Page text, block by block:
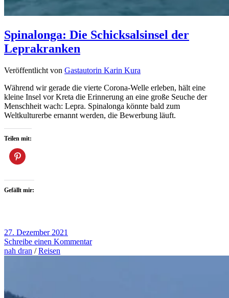
Spinalonga: Die Schicksalsinsel der
Leprakranken
Veröffentlicht von Gastautorin Karin Kura
Während wir gerade die vierte Corona-Welle erleben, hält eine
kleine Insel vor Kreta die Erinnerung an eine große Seuche der
Menschheit wach: Lepra. Spinalonga könnte bald zum
Weltkulturerbe ernannt werden, die Bewerbung läuft.
Teilen mit:
Gefällt mir:
27. Dezember 2021
Schreibe einen Kommentar
nah dran /Reisen